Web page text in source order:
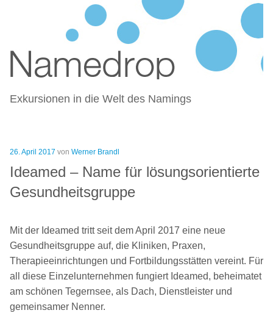
NAMEDROP – BLOG ZU
NAMENSFINDUNG UND NAMING
Exkursionen in die Welt des Namings
Veröffentlicht
am
26. April 2017 von Werner Brandl
Ideamed – Name für lösungsorientierte
Gesundheitsgruppe
Mit der Ideamed tritt seit dem April 2017 eine neue
Gesundheitsgruppe auf, die Kliniken, Praxen,
Therapieeinrichtungen und Fortbildungsstätten vereint. Für
all diese Einzelunternehmen fungiert Ideamed, beheimatet
am schönen Tegernsee, als Dach, Dienstleister und
gemeinsamer Nenner.